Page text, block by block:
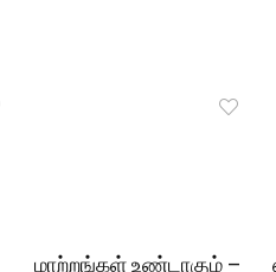
மாற்றங்கள் உண்டாகும் –